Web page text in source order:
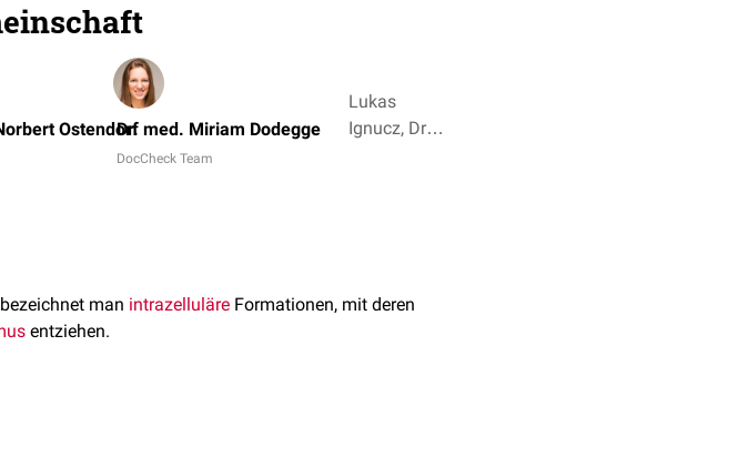
OstendorfDr. med. Miriam Dodegge
DocCheck Team
Lukas
Ignucz, Dr.
man intrazelluläre Formationen, mit deren
entziehen.
Wochen klinisch